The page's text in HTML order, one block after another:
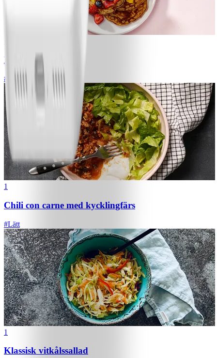
Bananpannkakor
# Lätt 5 MIN
1
Chili con carne med kycklingfärs
#Lätt
1
Klassisk vitkålssallad